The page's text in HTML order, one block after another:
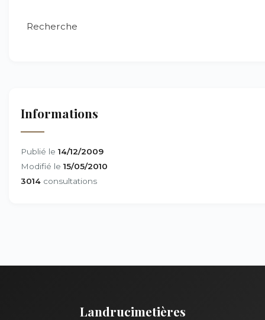
Recherche
Informations
Publié le 14/12/2009
Modifié le 15/05/2010
3014 consultations
Landrucimetières